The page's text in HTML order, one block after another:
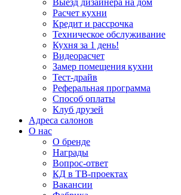
Выезд дизайнера на дом
Расчет кухни
Кредит и рассрочка
Техническое обслуживание
Кухня за 1 день!
Видеорасчет
Замер помещения кухни
Тест-драйв
Реферальная программа
Способ оплаты
Клуб друзей
Адреса салонов
О нас
О бренде
Награды
Вопрос-ответ
КД в ТВ-проектах
Вакансии